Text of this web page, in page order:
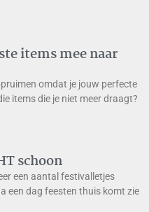
items mee naar
omdat je jouw perfecte
items die je niet meer draagt?
schoon
een aantal festivalletjes
een dag feesten thuis komt zie